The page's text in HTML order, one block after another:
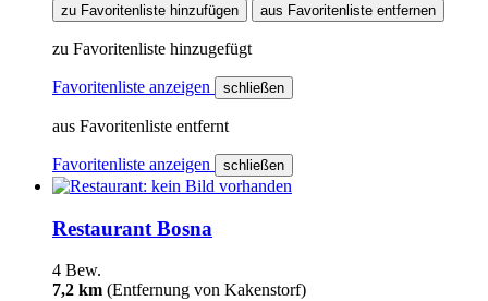
zu Favoritenliste hinzufügen aus Favoritenliste entfernen
zu Favoritenliste hinzugefügt
Favoritenliste anzeigen schließen
aus Favoritenliste entfernt
Favoritenliste anzeigen schließen
Restaurant Bosna
4 Bew.
7,2 km (Entfernung von Kakenstorf)